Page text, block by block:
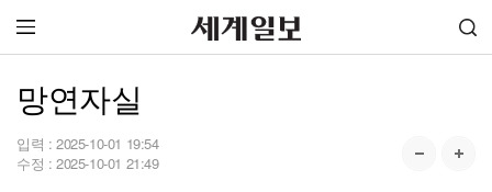
망연자실
입력 : 2025-10-01 19:54
수정 : 2025-10-01 21:49